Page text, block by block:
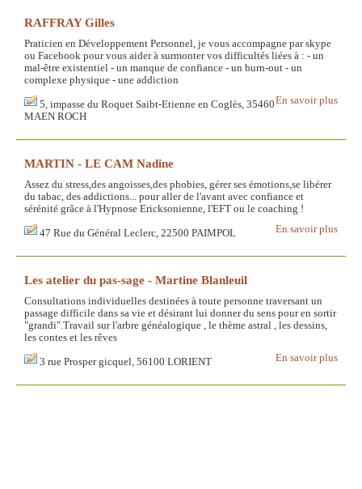
RAFFRAY Gilles
Praticien en Développement Personnel, je vous accompagne par skype
ou Facebook pour vous aider à surmonter vos difficultés liées à : - un
mal-être existentiel - un manque de confiance - un burn-out - un
complexe physique - une addiction
En savoir plus
5, impasse du Roquet Saibt-Etienne en Coglès, 35460
MAEN ROCH
MARTIN - LE CAM Nadine
Assez du stress,des angoisses,des phobies, gérer ses émotions,se libérer
du tabac, des addictions... pour aller de l'avant avec confiance et
sérénité grâce à l'Hypnose Ericksonienne, l'EFT ou le coaching !
En savoir plus
47 Rue du Général Leclerc, 22500 PAIMPOL
Les atelier du pas-sage - Martine Blanleuil
Consultations individuelles destinées à toute personne traversant un
passage difficile dans sa vie et désirant lui donner du sens pour en sortir
"grandi".Travail sur l'arbre généalogique , le thème astral , les dessins,
les contes et les rêves
En savoir plus
3 rue Prosper gicquel, 56100 LORIENT